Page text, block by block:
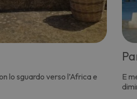
lo sguardo verso l’Africa e
E